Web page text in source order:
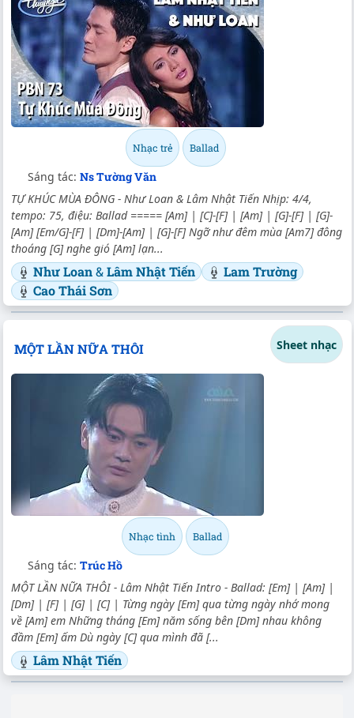
Nhạc trẻ Ballad
Sáng tác: Ns Tường Văn
TỰ KHÚC MÙA ĐÔNG - Như Loan & Lâm Nhật Tiến Nhịp: 4/4,
tempo: 75, điệu: Ballad ===== [Am] | [C]-[F] | [Am] | [G]-[F] | [G]-
[Am] [Em/G]-[F] | [Dm]-[Am] | [G]-[F] Ngỡ như đêm mùa [Am7] đông
thoáng [G] nghe gió [Am] lạn...
Như Loan&Lâm Nhật Tiến
Lam Trường
Cao Thái Sơn
MỘT LẦN NỮA THÔI Sheet nhạc
Nhạc tình Ballad
Sáng tác: Trúc Hồ
MỘT LẦN NỮA THÔI - Lâm Nhật Tiến Intro - Ballad: [Em] | [Am] |
[Dm] | [F] | [G] | [C] | Từng ngày [Em] qua từng ngày nhớ mong
về [Am] em Những tháng [Em] năm sống bên [Dm] nhau không
đầm [Em] ấm Dù ngày [C] qua mình đã [...
Lâm Nhật Tiến